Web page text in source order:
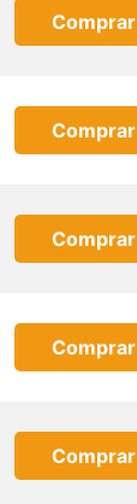
Comprar
Comprar
Comprar
Comprar
Comprar